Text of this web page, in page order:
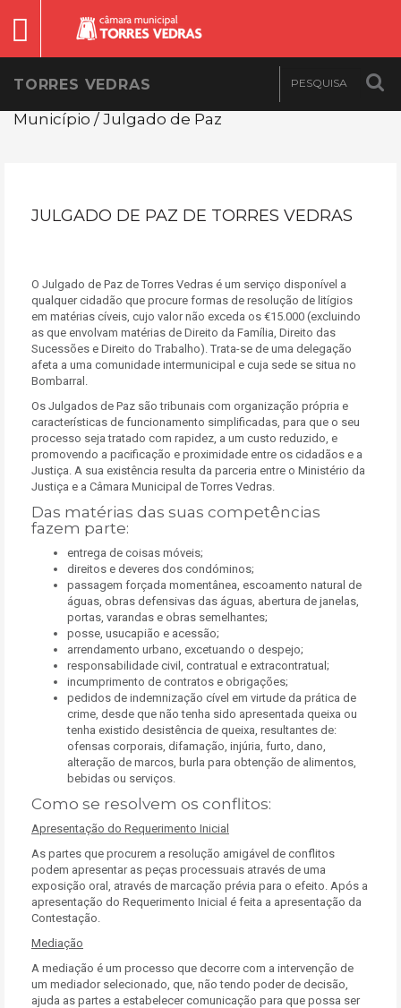
TORRES VEDRAS
Município / Julgado de Paz
JULGADO DE PAZ DE TORRES VEDRAS
O Julgado de Paz de Torres Vedras é um serviço disponível a
qualquer cidadão que procure formas de resolução de litígios
em matérias cíveis, cujo valor não exceda os €15.000 (excluindo
as que envolvam matérias de Direito da Família, Direito das
Sucessões e Direito do Trabalho). Trata-se de uma delegação
afeta a uma comunidade intermunicipal e cuja sede se situa no
Bombarral.
Os Julgados de Paz são tribunais com organização própria e
características de funcionamento simplificadas, para que o seu
processo seja tratado com rapidez, a um custo reduzido, e
promovendo a pacificação e proximidade entre os cidadãos e a
Justiça. A sua existência resulta da parceria entre o Ministério da
Justiça e a Câmara Municipal de Torres Vedras.
Das matérias das suas competências
fazem parte:
entrega de coisas móveis;
direitos e deveres dos condóminos;
passagem forçada momentânea, escoamento natural de
águas, obras defensivas das águas, abertura de janelas,
portas, varandas e obras semelhantes;
posse, usucapião e acessão;
arrendamento urbano, excetuando o despejo;
responsabilidade civil, contratual e extracontratual;
incumprimento de contratos e obrigações;
pedidos de indemnização cível em virtude da prática de
crime, desde que não tenha sido apresentada queixa ou
tenha existido desistência de queixa, resultantes de:
ofensas corporais, difamação, injúria, furto, dano,
alteração de marcos, burla para obtenção de alimentos,
bebidas ou serviços.
Como se resolvem os conflitos:
Apresentação do Requerimento Inicial
As partes que procurem a resolução amigável de conflitos
podem apresentar as peças processuais através de uma
exposição oral, através de marcação prévia para o efeito. Após a
apresentação do Requerimento Inicial é feita a apresentação da
Contestação.
Mediação
A mediação é um processo que decorre com a intervenção de
um mediador selecionado, que, não tendo poder de decisão,
ajuda as partes a estabelecer comunicação para que possa ser